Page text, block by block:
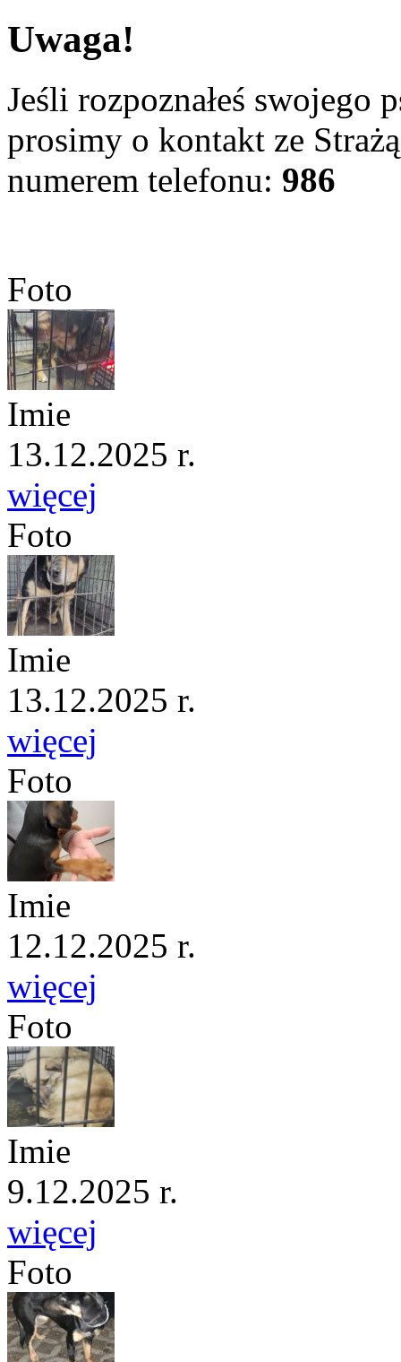
Uwaga!
Jeśli rozpoznałeś swojego
prosimy o kontakt ze
numerem telefonu: 986
Foto
Imie
13.12.2025 r.
więcej
Foto
Imie
13.12.2025 r.
więcej
Foto
Imie
12.12.2025 r.
więcej
Foto
Imie
9.12.2025 r.
więcej
Foto